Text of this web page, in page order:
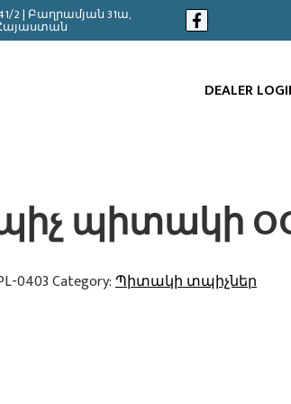
2 | Բաղրամյան 31ա,
DEALER
պիտակի
0403Category:Պիտակի տպիչներ